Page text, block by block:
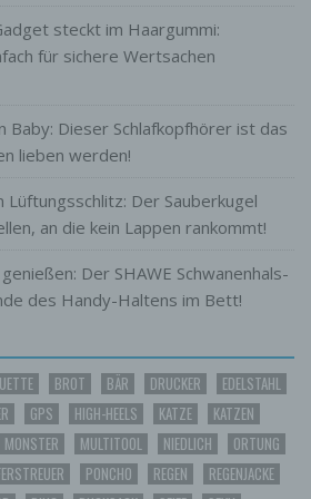
steckt im Haargummi:
für sichere Wertsachen
Baby: Dieser Schlafkopfhörer ist das
lieben werden!
Lüftungsschlitz: Der Sauberkugel
an die kein Lappen rankommt!
Der SHAWE Schwanenhals-
des Handy-Haltens im Bett!
BROT BÄR DRUCKER
EDELSTAHL
GPS HIGH-HEELS KATZE
KATZEN
MONSTER MULTITOOL NIEDLICH
ORTUNG
PONCHO REGEN
REGENJACKE
den Abgleich oder die
die Einschränkung, das
die Vernichtung.
der Verarbeitung ist die
gespeicherter
Verarbeitung einzuschränken.
Art der automatisierten
personenbezogener Daten, die
Daten verwendet
bestimmte persönliche Aspekte,
eine natürliche Person
bewerten, insbesondere, um
Arbeitsleistung,
Lage, Gesundheit,
Vorlieben, Interessen,